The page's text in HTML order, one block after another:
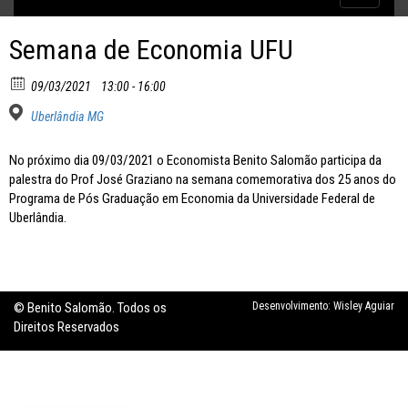
Semana de Economia UFU
09/03/2021 13:00 - 16:00
Uberlândia MG
No próximo dia 09/03/2021 o Economista Benito Salomão participa da
palestra do Prof José Graziano na semana comemorativa dos 25 anos do
Programa de Pós Graduação em Economia da Universidade Federal de
Uberlândia.
© Benito Salomão. Todos os
Direitos Reservados
Desenvolvimento: Wisley Aguiar